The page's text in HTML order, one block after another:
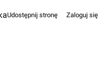
Udostępnij stronę Zaloguj się